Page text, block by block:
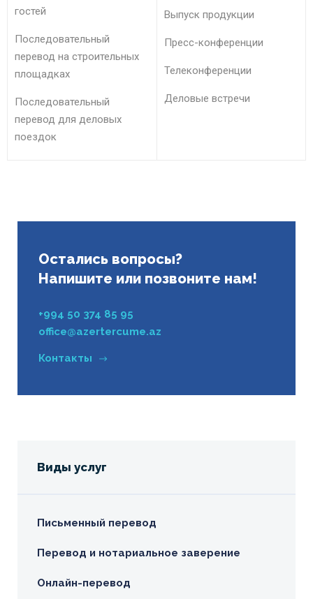
гостей
Последовательный
перевод на строительных
площадках
Последовательный
перевод для деловых
поездок
Выпуск продукции
Пресс-конференции
Телеконференции
Деловые встречи
Остались вопросы?
Напишите или позвоните нам!
+994 50 374 85 95
office@azertercume.az
Контакты
Виды услуг
Письменный перевод
Перевод и нотариальное заверение
Онлайн-перевод